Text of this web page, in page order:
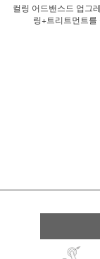
컬링 어드밴스드 업그
링+트리트먼트를